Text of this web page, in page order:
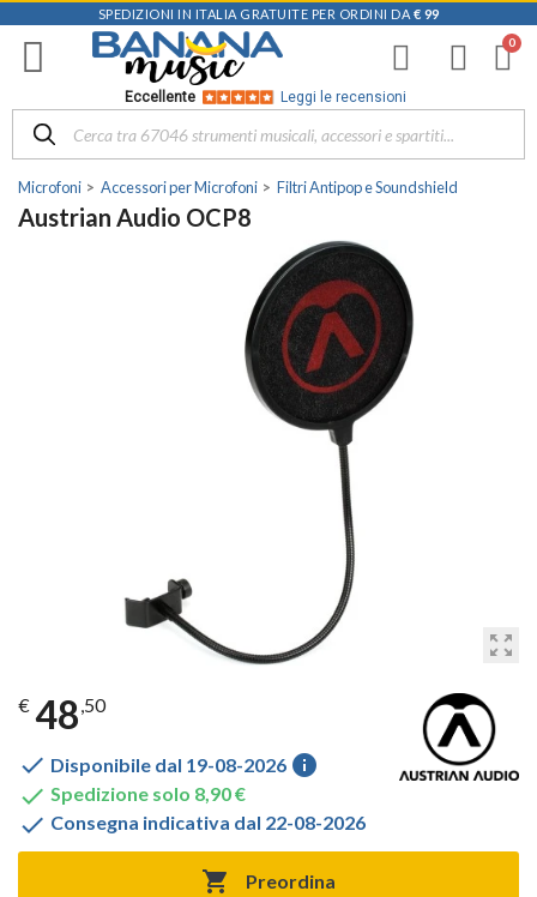
SPEDIZIONI IN ITALIA GRATUITE PER ORDINI DA € 99
Eccellente Leggi le recensioni
Microfoni Accessori per Microfoni Filtri Antipop e Soundshield
Austrian Audio OCP8
zoom_out_map
€ 48,50
 Disponibile dal 19-08-2026 info
 Spedizione solo 8,90 €
 Consegna indicativa dal 22-08-2026
 Preordina